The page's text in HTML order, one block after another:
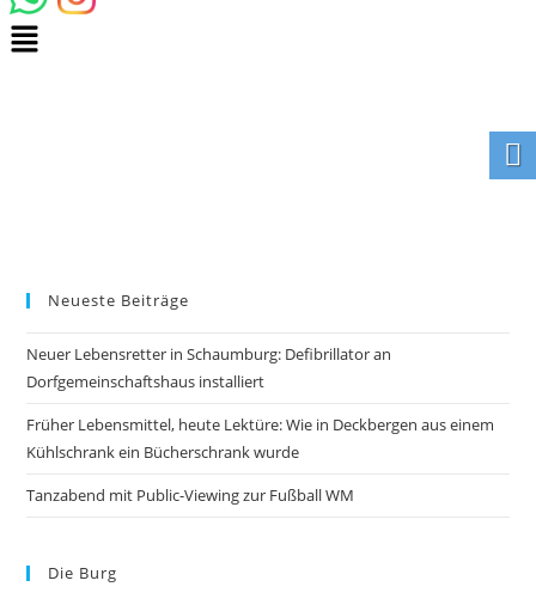
Neueste Beiträge
Neuer Lebensretter in Schaumburg: Defibrillator an
Dorfgemeinschaftshaus installiert
Früher Lebensmittel, heute Lektüre: Wie in Deckbergen aus einem
Kühlschrank ein Bücherschrank wurde
Tanzabend mit Public-Viewing zur Fußball WM
Die Burg